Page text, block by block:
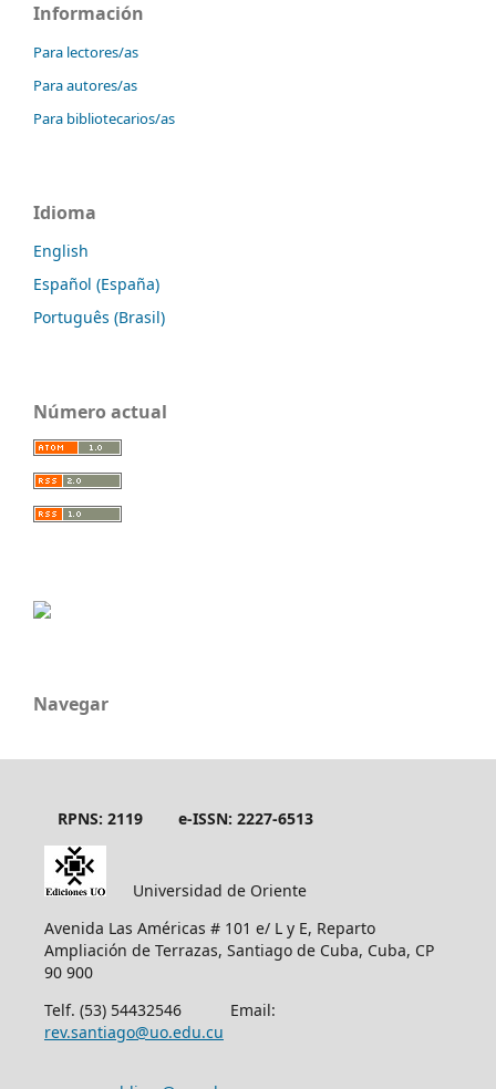
Información
Para lectores/as
Para autores/as
Para bibliotecarios/as
Idioma
English
Español (España)
Português (Brasil)
Número actual
Navegar
RPNS: 2119 e-ISSN: 2227-6513
Universidad de Oriente
Avenida Las Américas # 101 e/ L y E, Reparto
Ampliación de Terrazas, Santiago de Cuba, Cuba, CP
90 900
Telf. (53) 54432546 Email:
rev.santiago@uo.edu.cu